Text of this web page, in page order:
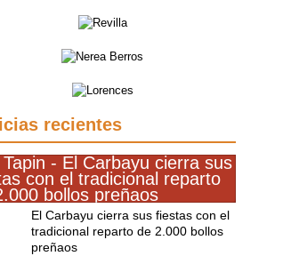
recientes
El Carbayu cierra sus fiestas con el
tradicional reparto de 2.000 bollos
preñaos